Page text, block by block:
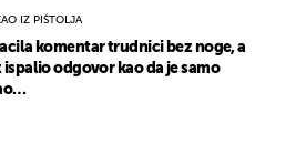
IZ PIŠTOLJA
komentar trudnici bez noge, a
ispalio odgovor kao da je samo